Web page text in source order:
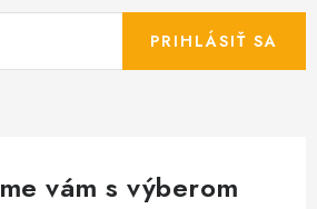
PRIHLÁSIŤ SA
vám s výberom